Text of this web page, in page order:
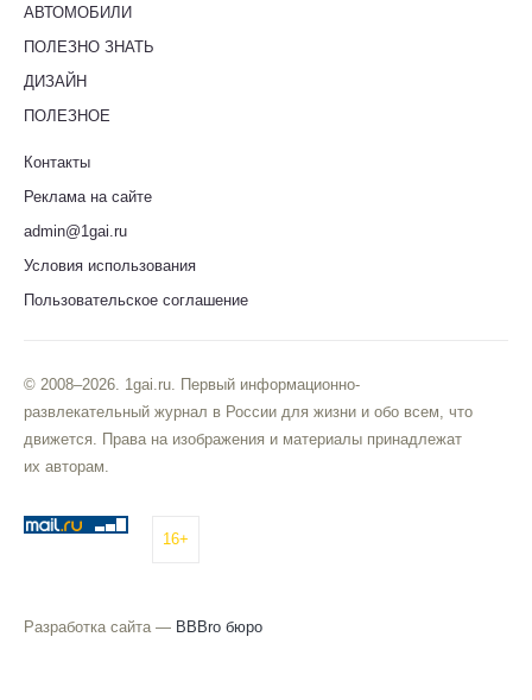
АВТОМОБИЛИ
ПОЛЕЗНО ЗНАТЬ
ДИЗАЙН
ПОЛЕЗНОЕ
Контакты
Реклама на сайте
admin@1gai.ru
Условия использования
Пользовательское соглашение
© 2008–2026. 1gai.ru. Первый информационно-
развлекательный журнал в России для жизни и обо всем, что
движется. Права на изображения и материалы принадлежат
их авторам.
16+
Разработка сайта — BBBro бюро